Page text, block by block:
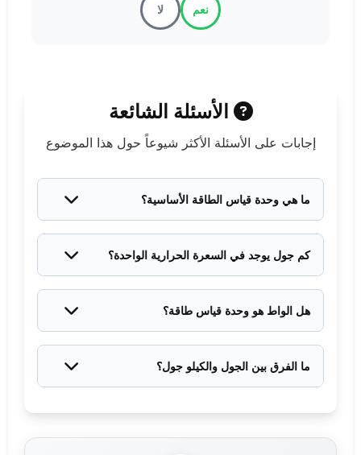
نعم لا
الأسئلة الشائعة
إجابات على الأسئلة الأكثر شيوعاً حول هذا الموضوع
ما هي وحدة قياس الطاقة الأساسية؟
الجول (J).
كم جول يوجد في السعرة الحرارية الواحدة؟
تساوي تقريباً 4184 جول.
هل الواط هو وحدة قياس طاقة؟
الطاقة)، بينما الكيلوواط ساعة هو الذي يقيس الطاقة
الفعلية المستهلكة.
ما الفرق بين الجول والكيلو جول؟
جول يساوي 1000 جول.